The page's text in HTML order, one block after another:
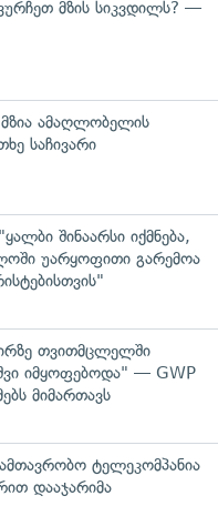
მზის სიკვდილს? —
მზია ამაღლობელის
საჩივარი
შინაარსი იქმნება,
უარყოფითი გარემოა
თვითმცლელში
იმყოფებოდა" — GWP
მიმართავს
ტელეკომპანია
დააჯარიმა